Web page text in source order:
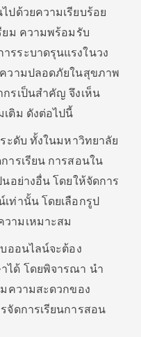
ปด้วยความเรียบร้อย
ยม ความพร้อมรับ
รระบาดรุนแรงในวง
วามปลอดภัยในสุขภาพ
รเป็นสําคัญ จึงเห็น
เติม ดังต่อไปนี้
ะดับ ทั้งในมหาวิทยาลัย
ารเรียน การสอนใน
อย่างอื่น โดยให้จัดการ
ท่านั้น โดยเลือกรูป
ามเหมาะสม
ออนไลน์จะต้อง
ได้ โดยพิจารณา นํา
ความสะดวกของ
จัดการเรียนการสอน